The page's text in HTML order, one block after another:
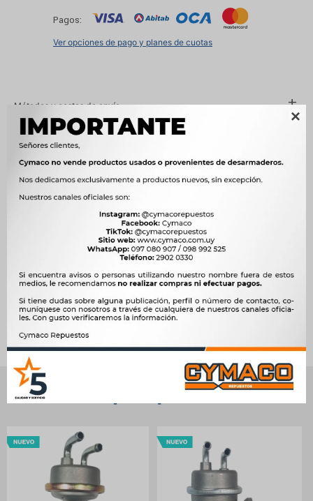

Pagos:
Ver opciones de pago y planes de cuotas
Métodos y costos de envío
Características
AMAZON, GOL, PARATI, PASSAT, SAVEIRO, SENDA
Ver mas productos de la marca Elifel
Productos que te pueden interesar